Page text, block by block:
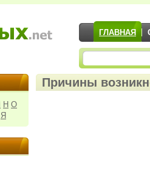
ГЛАВНАЯ
Н О
Я
Причины